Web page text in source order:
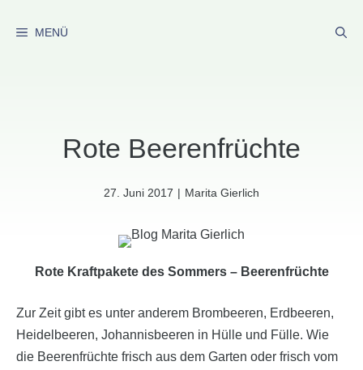
Inhalt
MENÜ
Rote Beerenfrüchte
27. Juni 2017 | Marita Gierlich
Rote Kraftpakete des Sommers – Beerenfrüchte
Zur Zeit gibt es unter anderem Brombeeren, Erdbeeren,
Heidelbeeren, Johannisbeeren in Hülle und Fülle. Wie
die Beerenfrüchte frisch aus dem Garten oder frisch vom